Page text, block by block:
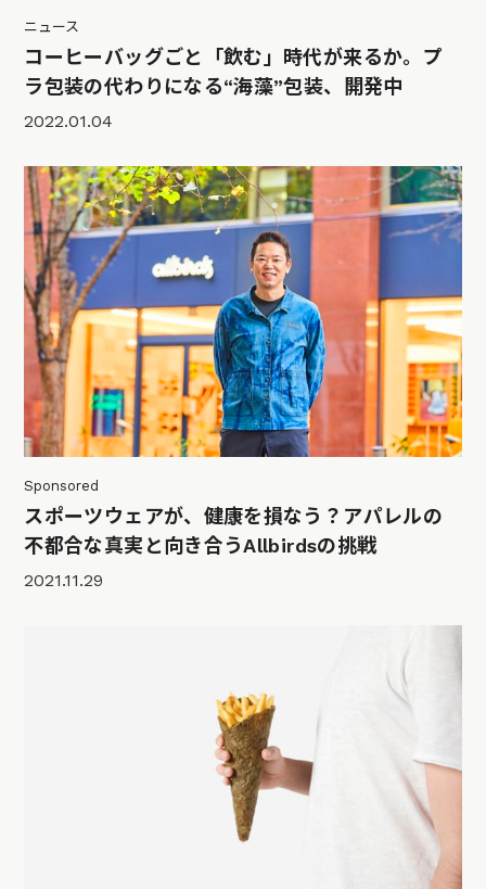
ニュース
コーヒーバッグごと「飲む」時代が来るか。プ
ラ包装の代わりになる“海藻”包装、開発中
2022.01.04
Sponsored
スポーツウェアが、健康を損なう？アパレルの
不都合な真実と向き合うAllbirdsの挑戦
2021.11.29